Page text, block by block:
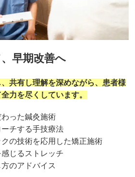
早期改善へ
共有し理解を深めながら、患者様
力を尽くしています。
わった鍼灸施術
ーチする手技療法
クの技術を応用した矯正施術
感じるストレッチ
のアドバイス